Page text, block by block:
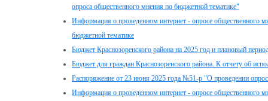
опроса общественного мнения по бюджетной тематике"
Информация о проведенном интернет - опросе общественного
бюджетной тематике
Бюджет Краснозоренского района на 2025 год и плановый
Бюджет для граждан Краснозоренского района. К отчету об
Распоряжение от 23 июня 2025 года №51-р "О проведении
Информация о проведенном интернет - опросе общественного